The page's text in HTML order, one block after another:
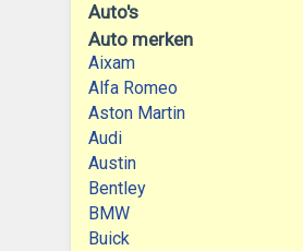
Auto's
Auto merken
Aixam
Alfa Romeo
Aston Martin
Audi
Austin
Bentley
BMW
Buick